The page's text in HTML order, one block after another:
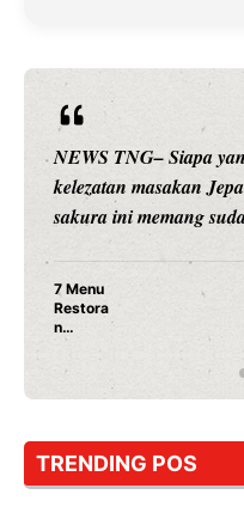
NEWS TNG–
hiburan,
merambah
TRENDING POS